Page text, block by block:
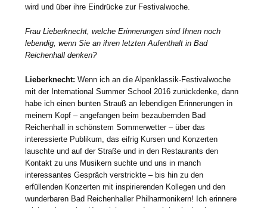
wird und über ihre Eindrücke zur Festivalwoche.
Frau Lieberknecht, welche Erinnerungen sind Ihnen noch
lebendig, wenn Sie an ihren letzten Aufenthalt in Bad
Reichenhall denken?
Lieberknecht: Wenn ich an die Alpenklassik-Festivalwoche
mit der International Summer School 2016 zurückdenke, dann
habe ich einen bunten Strauß an lebendigen Erinnerungen in
meinem Kopf – angefangen beim bezaubernden Bad
Reichenhall in schönstem Sommerwetter – über das
interessierte Publikum, das eifrig Kursen und Konzerten
lauschte und auf der Straße und in den Restaurants den
Kontakt zu uns Musikern suchte und uns in manch
interessantes Gespräch verstrickte – bis hin zu den
erfüllenden Konzerten mit inspirierenden Kollegen und den
wunderbaren Bad Reichenhaller Philharmonikern! Ich erinnere